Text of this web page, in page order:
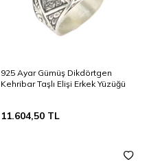
925 Ayar Gümüş Dikdörtgen
Kehribar Taşlı Elişi Erkek Yüzüğü
11.604,50 TL